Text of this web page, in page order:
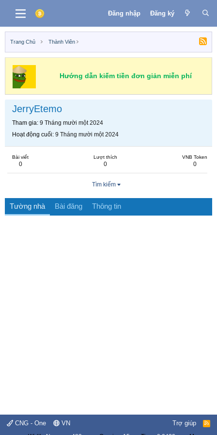
Đăng nhập Đăng ký
Trang Chủ Thành Viên
Hướng dẫn kiếm tiền đơn giản miễn phí
JerryEtemo
Tham gia 9 Tháng mười một 2024
Hoạt động cuối 9 Tháng mười một 2024
Bài viết
0
Lượt thích
0
VNB Token
0
Tìm kiếm
Tường nhà Bài đăng Thông tin
CNG - One VN Trợ giúp
R